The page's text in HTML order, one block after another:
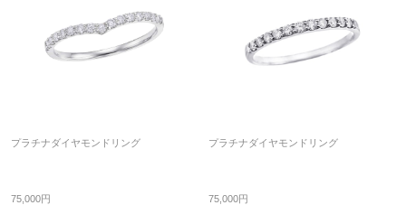
プラチナダイヤモンドリング
75,000円
プラチナダイヤモンドリング
75,000円